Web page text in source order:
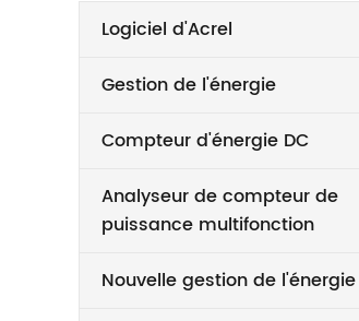
Logiciel d'Acrel
Gestion de l'énergie
Compteur d'énergie DC
Analyseur de compteur de
puissance multifonction
Nouvelle gestion de l'énergie